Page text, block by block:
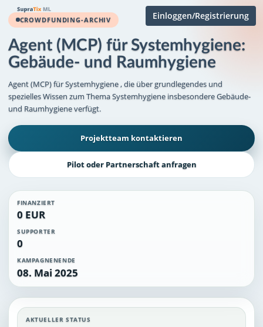
Einloggen/Registrierung
CROWDFUNDING-ARCHIV
Agent (MCP) für Systemhygiene:
Gebäude- und Raumhygiene
Agent (MCP) für Systemhygiene , die über grundlegendes und
spezielles Wissen zum Thema Systemhygiene insbesondere Gebäude-
und Raumhygiene verfügt.
Projektteam kontaktieren
Pilot oder Partnerschaft anfragen
FINANZIERT
0 EUR
SUPPORTER
0
KAMPAGNENENDE
08. Mai 2025
AKTUELLER STATUS